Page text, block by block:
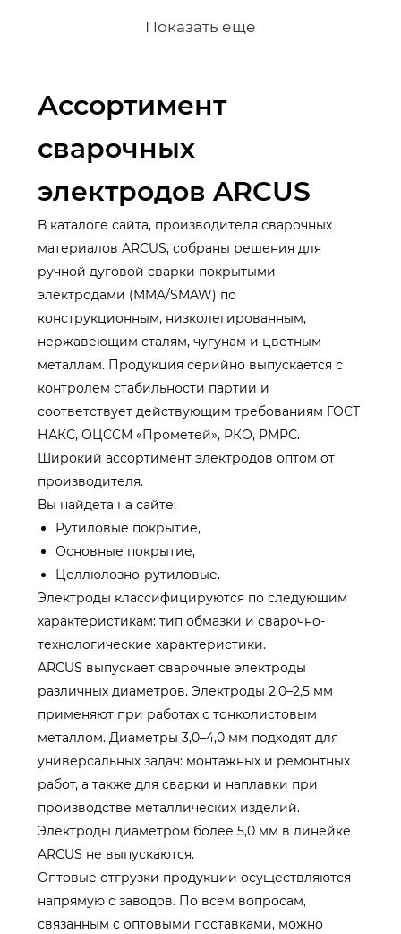
Показать еще
Ассортимент
сварочных
электродов ARCUS
В каталоге сайта, производителя сварочных
материалов ARCUS, собраны решения для
ручной дуговой сварки покрытыми
электродами (MMA/SMAW) по
конструкционным, низколегированным,
нержавеющим сталям, чугунам и цветным
металлам. Продукция серийно выпускается с
контролем стабильности партии и
соответствует действующим требованиям ГОСТ
НАКС, ОЦССМ «Прометей», РКО, РМРС.
Широкий ассортимент электродов оптом от
производителя.
Вы найдета на сайте:
Рутиловые покрытие,
Основные покрытие,
Целлюлозно-рутиловые.
Электроды классифицируются по следующим
характеристикам: тип обмазки и сварочно-
технологические характеристики.
ARCUS выпускает сварочные электроды
различных диаметров. Электроды 2,0–2,5 мм
применяют при работах с тонколистовым
металлом. Диаметры 3,0–4,0 мм подходят для
универсальных задач: монтажных и ремонтных
работ, а также для сварки и наплавки при
производстве металлических изделий.
Электроды диаметром более 5,0 мм в линейке
ARCUS не выпускаются.
Оптовые отгрузки продукции осуществляются
напрямую с заводов. По всем вопросам,
связанным с оптовыми поставками, можно